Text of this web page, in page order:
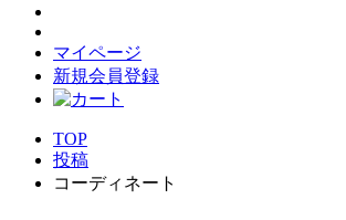
マイページ
新規会員登録
TOP
投稿
コーディネート